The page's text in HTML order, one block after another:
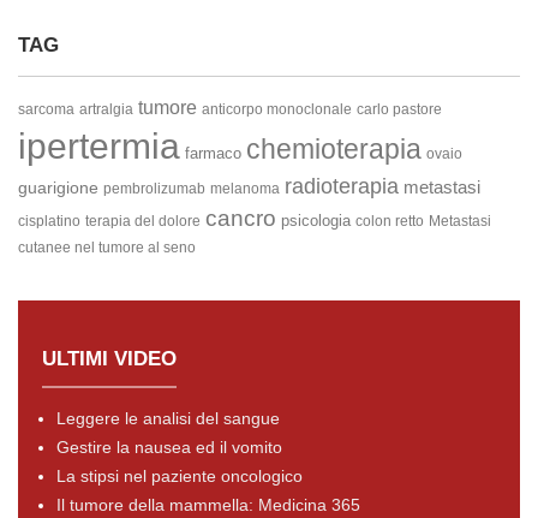
TAG
sarcoma artralgia tumore anticorpo monoclonale carlo pastore
ipertermia farmaco chemioterapia ovaio
guarigione pembrolizumab melanoma radioterapia metastasi
cisplatino terapia del dolore cancro psicologia colon retto Metastasi
cutanee nel tumore al seno
ULTIMI VIDEO
Leggere le analisi del sangue
Gestire la nausea ed il vomito
La stipsi nel paziente oncologico
Il tumore della mammella: Medicina 365